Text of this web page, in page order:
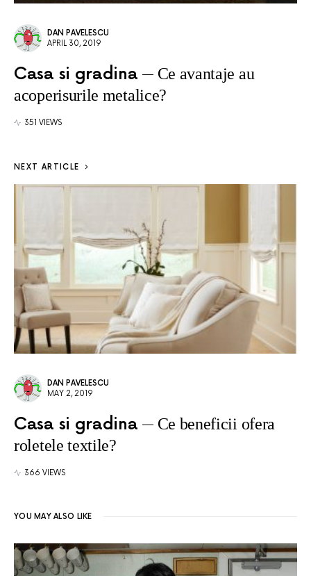
DAN PAVELESCU
APRIL 30, 2019
Casa si gradina
Ce avantaje au
acoperisurile metalice?
351 VIEWS
NEXT ARTICLE
DAN PAVELESCU
MAY 2, 2019
Casa si gradina
Ce beneficii ofera
roletele textile?
366 VIEWS
YOU MAY ALSO LIKE